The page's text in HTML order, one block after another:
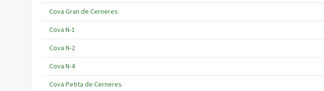
Cova Gran de Cerneres
Cova N-1
Cova N-2
Cova N-4
Cova Petita de Cerneres